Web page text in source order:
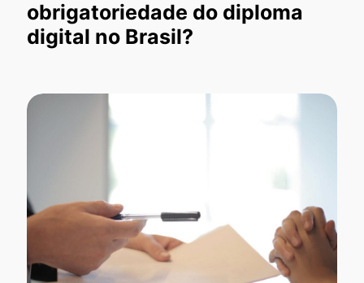
obrigatoriedade do diploma
digital no Brasil?